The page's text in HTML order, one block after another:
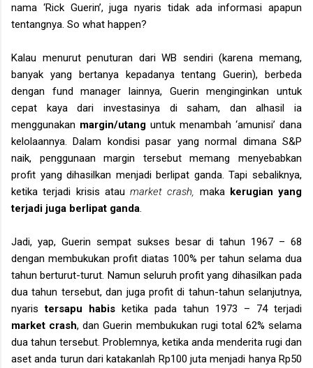
nama ‘Rick Guerin’, juga nyaris tidak ada informasi apapun
tentangnya. So what happen?
Kalau menurut penuturan dari WB sendiri (karena memang,
banyak yang bertanya kepadanya tentang Guerin), berbeda
dengan fund manager lainnya, Guerin menginginkan untuk
cepat kaya dari investasinya di saham, dan alhasil ia
menggunakan margin/utang untuk menambah ‘amunisi’ dana
kelolaannya. Dalam kondisi pasar yang normal dimana S&P
naik, penggunaan margin tersebut memang menyebabkan
profit yang dihasilkan menjadi berlipat ganda. Tapi sebaliknya,
ketika terjadi krisis atau market crash, maka kerugian yang
terjadi juga berlipat ganda
Jadi, yap, Guerin sempat sukses besar di tahun 1967 – 68
dengan membukukan profit diatas 100% per tahun selama dua
tahun berturut-turut. Namun seluruh profit yang dihasilkan pada
dua tahun tersebut, dan juga profit di tahun-tahun selanjutnya,
nyaris tersapu habis ketika pada tahun 1973 – 74 terjadi
market crash, dan Guerin membukukan rugi total 62% selama
dua tahun tersebut. Problemnya, ketika anda menderita rugi dan
aset anda turun dari katakanlah Rp100 juta menjadi hanya Rp50